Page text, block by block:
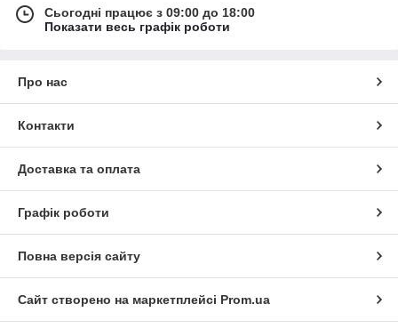
Сьогодні працює з 09:00 до 18:00
Показати весь графік роботи
Про нас
Контакти
Доставка та оплата
Графік роботи
Повна версія сайту
Сайт створено на маркетплейсі Prom.ua